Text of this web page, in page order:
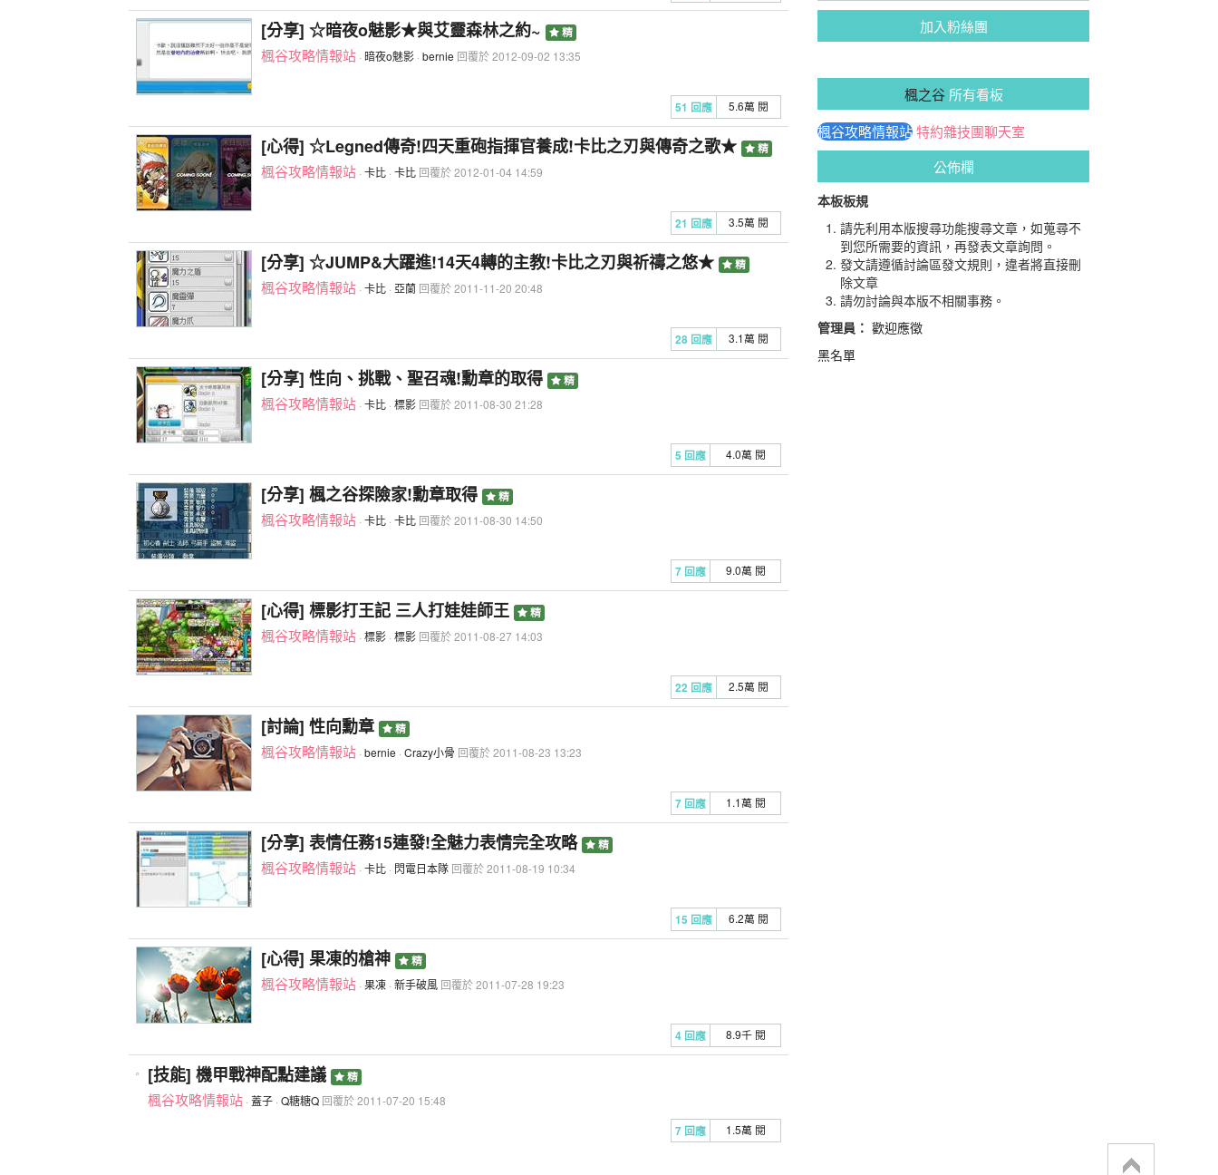
[分享] ☆暗夜o魅影★與艾靈森林之約~ 精
楓谷攻略情報站 · 暗夜o魅影 · bernie 回覆於 2012-09-02 13:35
51 回應 5.6萬 閱
[心得] ☆Legned傳奇!四天重砲指揮官養成!卡比之刃與傳奇之歌★ 精
楓谷攻略情報站 · 卡比 · 卡比 回覆於 2012-01-04 14:59
21 回應 3.5萬 閱
[分享] ☆JUMP&大躍進!14天4轉的主教!卡比之刃與祈禱之悠★ 精
楓谷攻略情報站 · 卡比 · 亞蘭 回覆於 2011-11-20 20:48
28 回應 3.1萬 閱
[分享] 性向、挑戰、聖召魂!勳章的取得 精
楓谷攻略情報站 · 卡比 · 標影 回覆於 2011-08-30 21:28
5 回應 4.0萬 閱
[分享] 楓之谷探險家!勳章取得 精
楓谷攻略情報站 · 卡比 · 卡比 回覆於 2011-08-30 14:50
7 回應 9.0萬 閱
[心得] 標影打王記 三人打娃娃師王 精
楓谷攻略情報站 · 標影 · 標影 回覆於 2011-08-27 14:03
22 回應 2.5萬 閱
[討論] 性向勳章 精
楓谷攻略情報站 · bernie · Crazy小骨 回覆於 2011-08-23 13:23
7 回應 1.1萬 閱
[分享] 表情任務15連發!全魅力表情完全攻略 精
楓谷攻略情報站 · 卡比 · 閃電日本隊 回覆於 2011-08-19 10:34
15 回應 6.2萬 閱
[心得] 果凍的槍神 精
楓谷攻略情報站 · 果凍 · 新手破風 回覆於 2011-07-28 19:23
4 回應 8.9千 閱
[技能] 機甲戰神配點建議 精
楓谷攻略情報站 · 蓋子 · Q糖糖Q 回覆於 2011-07-20 15:48
7 回應
1.5萬 閱
加入粉絲團
楓之谷 所有看板
楓谷攻略情報站特約雜技團聊天室
公佈欄
本板板規
請先利用本版搜尋功能搜尋文章，如蒐尋不
到您所需要的資訊，再發表文章詢問。
發文請遵循討論區發文規則，違者將直接刪
除文章
請勿討論與本版不相關事務。
管理員： 歡迎應徵
黑名單